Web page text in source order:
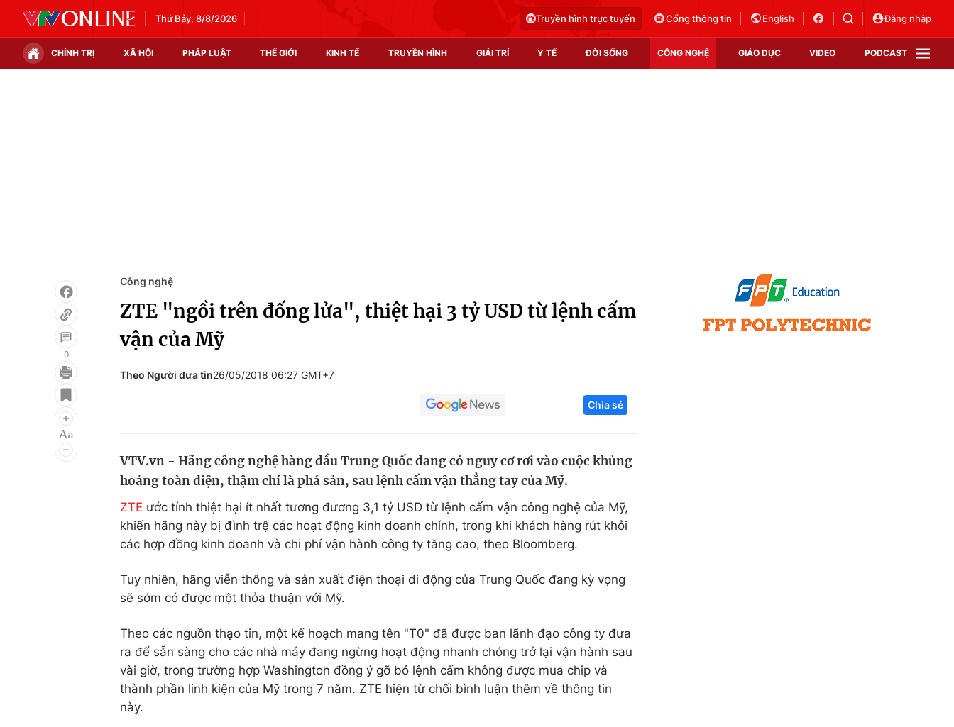
Thứ Bảy, 8/8/2026 Truyền hình trực tuyến Cổng thông tin English Đăng nhập
CHÍNH TRỊ XÃ HỘI PHÁP LUẬT THẾ GIỚI KINH TẾ TRUYỀN HÌNH GIẢI TRÍ Y TẾ ĐỜI SỐNG CÔNG NGHỆ GIÁO DỤC VIDEO PODCAST
Infographic
Điện ảnh
Âm nhạc
Chất lượng cuộc sống
Tuyển sinh
Hitech Công nghệ tương lai
Thị trường
Giao lưu trực tuyến
0
Công nghệ
ZTE "ngồi trên đống lửa", thiệt hại 3 tỷ USD từ lệnh cấm
vận của Mỹ
Theo Người đưa tin26/05/2018 06:27 GMT+7
Chia sẻ
VTV.vn - Hãng công nghệ hàng đầu Trung Quốc đang có nguy cơ rơi vào cuộc khủng
hoảng toàn diện, thậm chí là phá sản, sau lệnh cấm vận thẳng tay của Mỹ.
ZTE ước tính thiệt hại ít nhất tương đương 3,1 tỷ USD từ lệnh cấm vận công nghệ của Mỹ,
khiến hãng này bị đình trệ các hoạt động kinh doanh chính, trong khi khách hàng rút khỏi
các hợp đồng kinh doanh và chi phí vận hành công ty tăng cao, theo Bloomberg.
Tuy nhiên, hãng viễn thông và sản xuất điện thoại di động của Trung Quốc đang kỳ vọng
sẽ sớm có được một thỏa thuận với Mỹ.
Theo các nguồn thạo tin, một kế hoạch mang tên "T0" đã được ban lãnh đạo công ty đưa
ra để sẵn sàng cho các nhà máy đang ngừng hoạt động nhanh chóng trở lại vận hành sau
vài giờ, trong trường hợp Washington đồng ý gỡ bỏ lệnh cấm không được mua chip và
thành phần linh kiện của Mỹ trong 7 năm. ZTE hiện từ chối bình luận thêm về thông tin
này.